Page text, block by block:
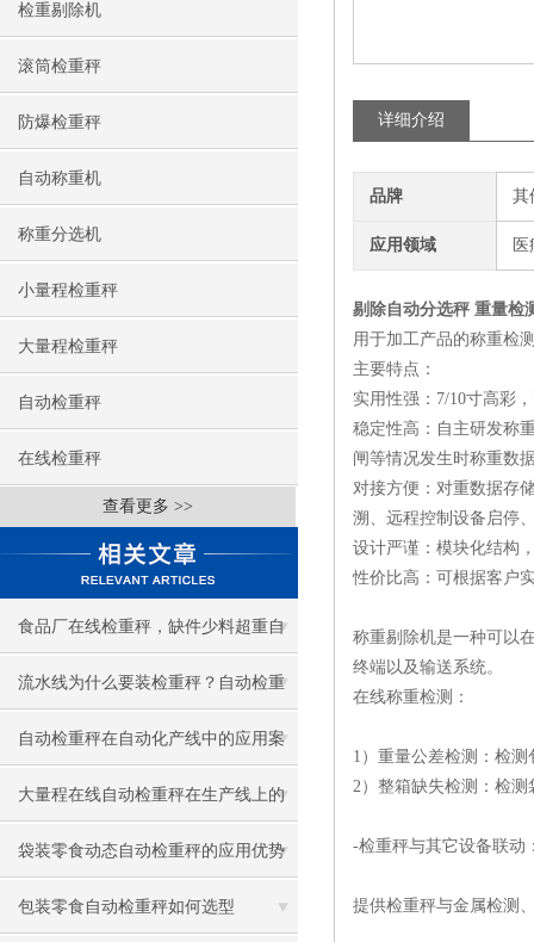
检重剔除机
滚筒检重秤
防爆检重秤
自动称重机
称重分选机
小量程检重秤
大量程检重秤
自动检重秤
在线检重秤
查看更多 >>
食品厂在线检重秤，缺件少料超重自
动剔除
流水线为什么要装检重秤？自动检重
秤作用与优势
自动检重秤在自动化产线中的应用案
例
大量程在线自动检重秤在生产线上的
关键作用
袋装零食动态自动检重秤的应用优势
包装零食自动检重秤如何选型
详细介绍
品牌 其
应用领域
剔除自动分选秤 重量检
用于加工产品的称重检
主要特点：
实用性强：7/10寸高彩
稳定性高：自主研发称
闸等情况发生时称重数
对接方便：对重数据存
溯、远程控制设备启停
设计严谨：模块化结构
性价比高：可根据客户
称重剔除机是一种可以
终端以及输送系统。
在线称重检测：
1）重量公差检测：检
2）整箱缺失检测：检
-检重秤与其它设备联动
提供检重秤与金属检测